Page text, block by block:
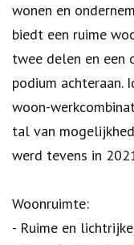
wonen en
biedt een ruime
twee delen en een
podium achteraan.
woon-
tal van
werd tevens in
Woonruimte:
- Ruime en